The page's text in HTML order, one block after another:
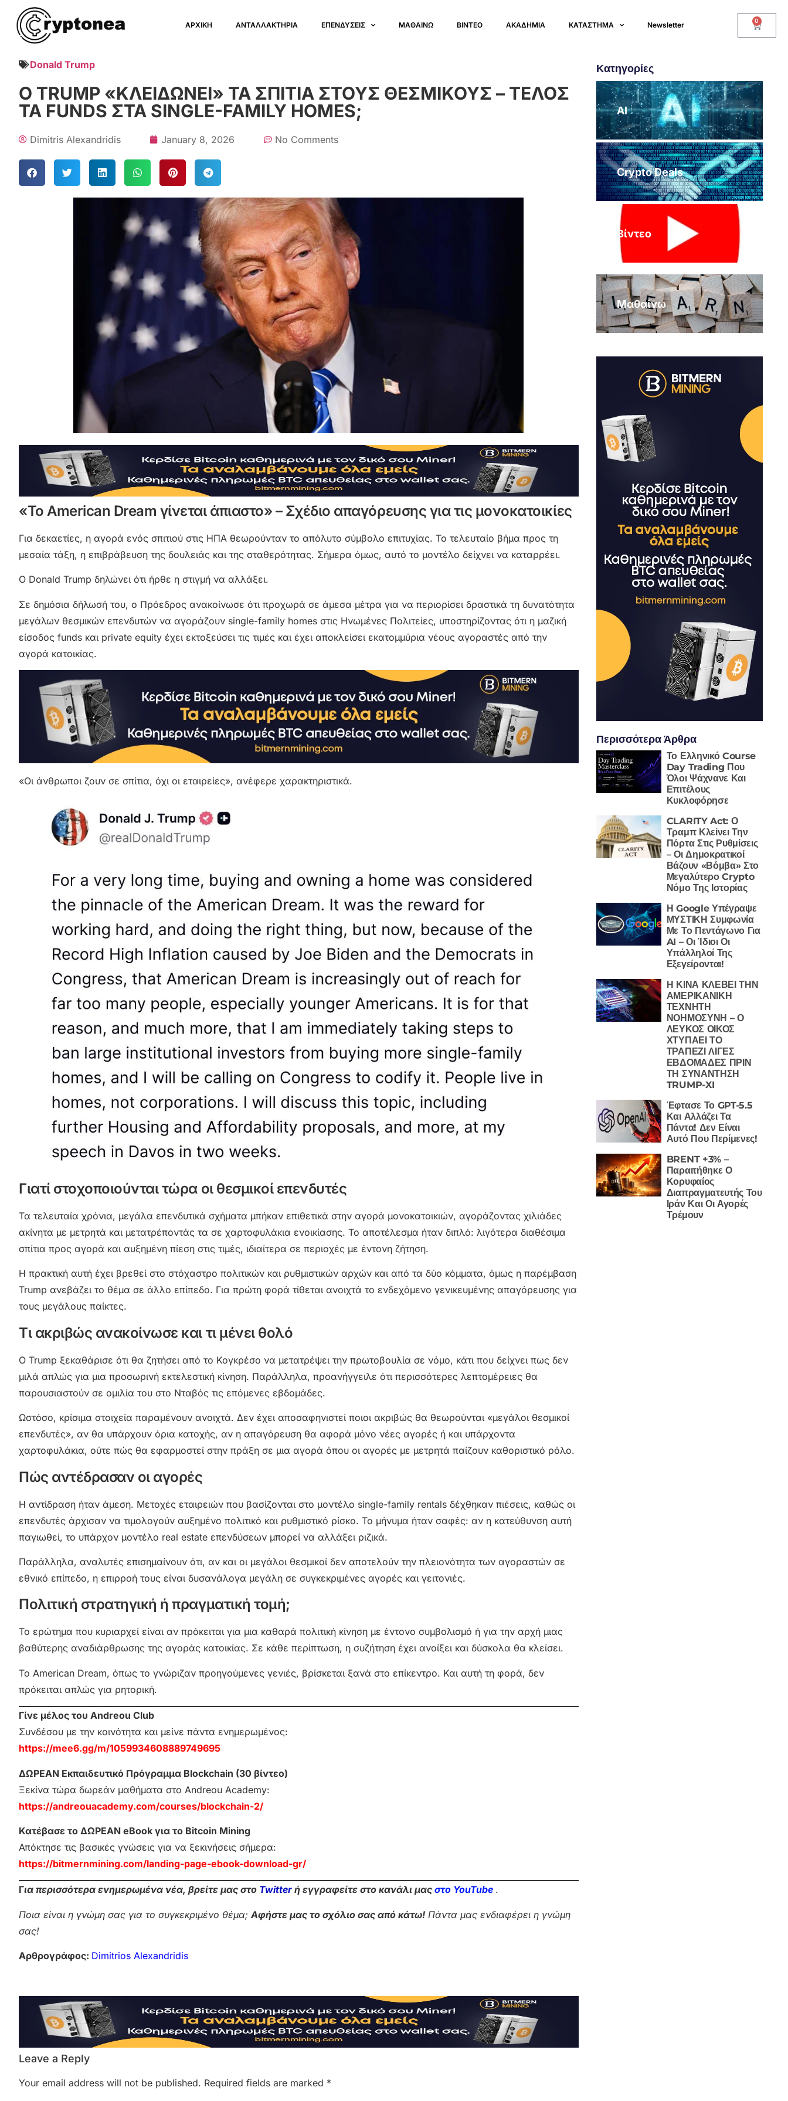
ΑΡΧΙΚΗ ΑΝΤΑΛΛΑΚΤΗΡΙΑ ΕΠΕΝΔΥΣΕΙΣ ΜΑΘΑΙΝΩ ΒΙΝΤΕΟ ΑΚΑΔΗΜΙΑ ΚΑΤΑΣΤΗΜΑ Newsletter 0
Donald Trump
Ο TRUMP «ΚΛΕΙΔΩΝΕΙ» ΤΑ ΣΠΙΤΙΑ ΣΤΟΥΣ ΘΕΣΜΙΚΟΥΣ – ΤΕΛΟΣ
ΤΑ FUNDS ΣΤΑ SINGLE-FAMILY HOMES;
Dimitris Alexandridis January 8, 2026 No Comments
«Το American Dream γίνεται άπιαστο» – Σχέδιο απαγόρευσης για τις μονοκατοικίες
Για δεκαετίες, η αγορά ενός σπιτιού στις ΗΠΑ θεωρούνταν το απόλυτο σύμβολο επιτυχίας. Το τελευταίο βήμα προς τη
μεσαία τάξη, η επιβράβευση της δουλειάς και της σταθερότητας. Σήμερα όμως, αυτό το μοντέλο δείχνει να καταρρέει.
Ο Donald Trump δηλώνει ότι ήρθε η στιγμή να αλλάξει.
Σε δημόσια δήλωσή του, ο Πρόεδρος ανακοίνωσε ότι προχωρά σε άμεσα μέτρα για να περιορίσει δραστικά τη δυνατότητα
μεγάλων θεσμικών επενδυτών να αγοράζουν single-family homes στις Ηνωμένες Πολιτείες, υποστηρίζοντας ότι η μαζική
είσοδος funds και private equity έχει εκτοξεύσει τις τιμές και έχει αποκλείσει εκατομμύρια νέους αγοραστές από την
αγορά κατοικίας.
«Οι άνθρωποι ζουν σε σπίτια, όχι οι εταιρείες», ανέφερε χαρακτηριστικά.
Γιατί στοχοποιούνται τώρα οι θεσμικοί επενδυτές
Τα τελευταία χρόνια, μεγάλα επενδυτικά σχήματα μπήκαν επιθετικά στην αγορά μονοκατοικιών, αγοράζοντας χιλιάδες
ακίνητα με μετρητά και μετατρέποντάς τα σε χαρτοφυλάκια ενοικίασης. Το αποτέλεσμα ήταν διπλό: λιγότερα διαθέσιμα
σπίτια προς αγορά και αυξημένη πίεση στις τιμές, ιδιαίτερα σε περιοχές με έντονη ζήτηση.
Η πρακτική αυτή έχει βρεθεί στο στόχαστρο πολιτικών και ρυθμιστικών αρχών και από τα δύο κόμματα, όμως η παρέμβαση
Trump ανεβάζει το θέμα σε άλλο επίπεδο. Για πρώτη φορά τίθεται ανοιχτά το ενδεχόμενο γενικευμένης απαγόρευσης για
τους μεγάλους παίκτες.
Τι ακριβώς ανακοίνωσε και τι μένει θολό
Ο Trump ξεκαθάρισε ότι θα ζητήσει από το Κογκρέσο να μετατρέψει την πρωτοβουλία σε νόμο, κάτι που δείχνει πως δεν
μιλά απλώς για μια προσωρινή εκτελεστική κίνηση. Παράλληλα, προανήγγειλε ότι περισσότερες λεπτομέρειες θα
παρουσιαστούν σε ομιλία του στο Νταβός τις επόμενες εβδομάδες.
Ωστόσο, κρίσιμα στοιχεία παραμένουν ανοιχτά. Δεν έχει αποσαφηνιστεί ποιοι ακριβώς θα θεωρούνται «μεγάλοι θεσμικοί
επενδυτές», αν θα υπάρχουν όρια κατοχής, αν η απαγόρευση θα αφορά μόνο νέες αγορές ή και υπάρχοντα
χαρτοφυλάκια, ούτε πώς θα εφαρμοστεί στην πράξη σε μια αγορά όπου οι αγορές με μετρητά παίζουν καθοριστικό ρόλο.
Πώς αντέδρασαν οι αγορές
Η αντίδραση ήταν άμεση. Μετοχές εταιρειών που βασίζονται στο μοντέλο single-family rentals δέχθηκαν πιέσεις, καθώς οι
επενδυτές άρχισαν να τιμολογούν αυξημένο πολιτικό και ρυθμιστικό ρίσκο. Το μήνυμα ήταν σαφές: αν η κατεύθυνση αυτή
παγιωθεί, το υπάρχον μοντέλο real estate επενδύσεων μπορεί να αλλάξει ριζικά.
Παράλληλα, αναλυτές επισημαίνουν ότι, αν και οι μεγάλοι θεσμικοί δεν αποτελούν την πλειονότητα των αγοραστών σε
εθνικό επίπεδο, η επιρροή τους είναι δυσανάλογα μεγάλη σε συγκεκριμένες αγορές και γειτονιές.
Πολιτική στρατηγική ή πραγματική τομή;
Το ερώτημα που κυριαρχεί είναι αν πρόκειται για μια καθαρά πολιτική κίνηση με έντονο συμβολισμό ή για την αρχή μιας
βαθύτερης αναδιάρθρωσης της αγοράς κατοικίας. Σε κάθε περίπτωση, η συζήτηση έχει ανοίξει και δύσκολα θα κλείσει.
Το American Dream, όπως το γνώριζαν προηγούμενες γενιές, βρίσκεται ξανά στο επίκεντρο. Και αυτή τη φορά, δεν
πρόκειται απλώς για ρητορική.
Γίνε μέλος του Andreou Club
Συνδέσου με την κοινότητα και μείνε πάντα ενημερωμένος:
https://mee6.gg/m/1059934608889749695
ΔΩΡΕΑΝ Εκπαιδευτικό Πρόγραμμα Blockchain (30 βίντεο)
Ξεκίνα τώρα δωρεάν μαθήματα στο Andreou Academy:
https://andreouacademy.com/courses/blockchain-2/
Κατέβασε το ΔΩΡΕΑΝ eBook για το Bitcoin Mining
Απόκτησε τις βασικές γνώσεις για να ξεκινήσεις σήμερα:
https://bitmernmining.com/landing-page-ebook-download-gr/
Για περισσότερα ενημερωμένα νέα, βρείτε μας στο Twitter ή εγγραφείτε στο κανάλι μας στο YouTube .
Ποια είναι η γνώμη σας για το συγκεκριμένο θέμα; Αφήστε μας το σχόλιο σας από κάτω! Πάντα μας ενδιαφέρει η γνώμη
σας!
Αρθρογράφος: Dimitrios Alexandridis
Leave a Reply
Your email address will not be published. Required fields are marked *
Κατηγορίες
AI
Crypto Deals
Βίντεο
Μαθαίνω
Περισσότερα Άρθρα
Το Ελληνικό Course
Day Trading Που
Όλοι Ψάχνανε Και
Επιτέλους
Κυκλοφόρησε
CLARITY Act: Ο
Τραμπ Κλείνει Την
Πόρτα Στις Ρυθμίσεις
– Οι Δημοκρατικοί
Βάζουν «Βόμβα» Στο
Μεγαλύτερο Crypto
Νόμο Της Ιστορίας
Η Google Υπέγραψε
ΜΥΣΤΙΚΗ Συμφωνία
Με Το Πεντάγωνο Για
AI – Οι Ίδιοι Οι
Υπάλληλοί Της
Εξεγείρονται!
Η ΚΙΝΑ ΚΛΕΒΕΙ ΤΗΝ
ΑΜΕΡΙΚΑΝΙΚΗ
ΤΕΧΝΗΤΗ
ΝΟΗΜΟΣΥΝΗ – Ο
ΛΕΥΚΟΣ ΟΙΚΟΣ
ΧΤΥΠΑΕΙ ΤΟ
ΤΡΑΠΕΖΙ ΛΙΓΕΣ
ΕΒΔΟΜΑΔΕΣ ΠΡΙΝ
ΤΗ ΣΥΝΑΝΤΗΣΗ
TRUMP-XI
Έφτασε Το GPT-5.5
Και Αλλάζει Τα
Πάντα! Δεν Είναι
Αυτό Που Περίμενες!
BRENT +3% –
Παραιτήθηκε Ο
Κορυφαίος
Διαπραγματευτής Του
Ιράν Και Οι Αγορές
Τρέμουν